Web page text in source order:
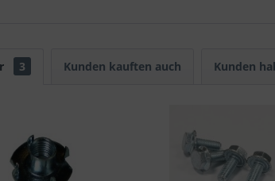
3 Kunden kauften auch Kunden